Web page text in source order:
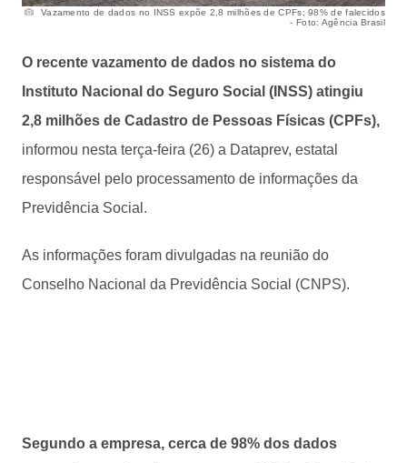
Vazamento de dados no INSS expõe 2,8 milhões de CPFs; 98% de falecidos
- Foto: Agência Brasil
O recente vazamento de dados no sistema do
Instituto Nacional do Seguro Social (INSS) atingiu
2,8 milhões de Cadastro de Pessoas Físicas (CPFs),
informou nesta terça-feira (26) a Dataprev, estatal
responsável pelo processamento de informações da
Previdência Social.
As informações foram divulgadas na reunião do
Conselho Nacional da Previdência Social (CNPS).
Segundo a empresa, cerca de 98% dos dados